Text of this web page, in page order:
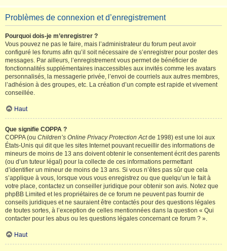
Problèmes de connexion et d’enregistrement
Pourquoi dois-je m’enregistrer ?
Vous pouvez ne pas le faire, mais l’administrateur du forum peut avoir
configuré les forums afin qu’il soit nécessaire de s’enregistrer pour poster des
messages. Par ailleurs, l’enregistrement vous permet de bénéficier de
fonctionnalités supplémentaires inaccessibles aux invités comme les avatars
personnalisés, la messagerie privée, l’envoi de courriels aux autres membres,
l’adhésion à des groupes, etc. La création d’un compte est rapide et vivement
conseillée.
Haut
Que signifie COPPA ?
COPPA (ou Children’s Online Privacy Protection Actde 1998) est une loi aux
États-Unis qui dit que les sites Internet pouvant recueillir des informations de
mineurs de moins de 13 ans doivent obtenir le consentement écrit des parents
(ou d’un tuteur légal) pour la collecte de ces informations permettant
d’identifier un mineur de moins de 13 ans. Si vous n’êtes pas sûr que cela
s’applique à vous, lorsque vous vous enregistrez ou que quelqu’un le fait à
votre place, contactez un conseiller juridique pour obtenir son avis. Notez que
phpBB Limited et les propriétaires de ce forum ne peuvent pas fournir de
conseils juridiques et ne sauraient être contactés pour des questions légales
de toutes sortes, à l’exception de celles mentionnées dans la question « Qui
contacter pour les abus ou les questions légales concernant ce forum ? ».
Haut